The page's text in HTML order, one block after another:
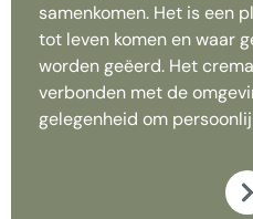
samenkomen. Het is een
tot leven komen en waar
worden geëerd. Het
verbonden met de
gelegenheid om